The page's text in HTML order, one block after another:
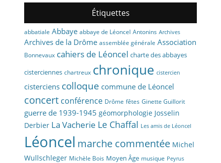
Étiquettes
abbatiale Abbaye abbaye de Léoncel Antonins Archives
Archives de la Drôme assemblée générale Association
Bonnevaux cahiers de Léoncel charte des abbayes
cisterciennes chartreux chronique cistercien
cisterciens colloque commune de Léoncel
concert conférence Drôme fêtes Ginette Guillorit
guerre de 1939-1945 géomorphologie Josselin
Derbier La Vacherie Le Chaffal Les amis de Léoncel
Léoncel marche commentée Michel
Wullschleger Michèle Bois Moyen Âge musique Peyrus